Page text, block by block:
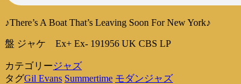
♪There’s A Boat That’s Leaving Soon For New York♪
盤 ジャケ Ex+ Ex- 191956 UK CBS LP
カテゴリージャズ
タグGil Evans Summertime モダンジャズ